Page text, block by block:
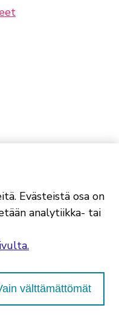
Evästeistä osa on
analytiikka- tai
välttämättömät